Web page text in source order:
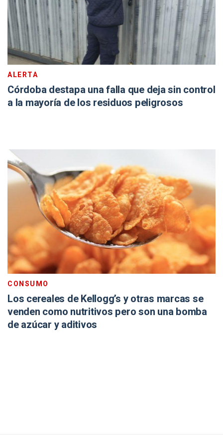
ALERTA
Córdoba destapa una falla que deja sin control
a la mayoría de los residuos peligrosos
CONSUMO
Los cereales de Kellogg’s y otras marcas se
venden como nutritivos pero son una bomba
de azúcar y aditivos